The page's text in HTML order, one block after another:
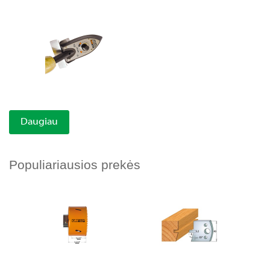
Daugiau
Populiariausios prekės